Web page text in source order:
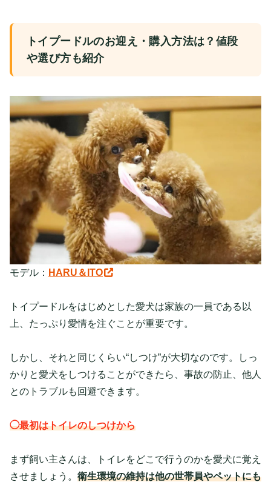
トイプードルのお迎え・購入方法は？値段
や選び方も紹介
モデル： HARU＆ITO
トイプードルをはじめとした愛犬は家族の一員である以
上、たっぷり愛情を注ぐことが重要です。
しかし、それと同じくらい“しつけ”が大切なのです。しっ
かりと愛犬をしつけることができたら、事故の防止、他人
とのトラブルも回避できます。
◯最初はトイレのしつけから
まず飼い主さんは、 トイレをどこで行うのかを愛犬に覚え
させましょう。 衛生環境の維持は他の世帯員やペットにも